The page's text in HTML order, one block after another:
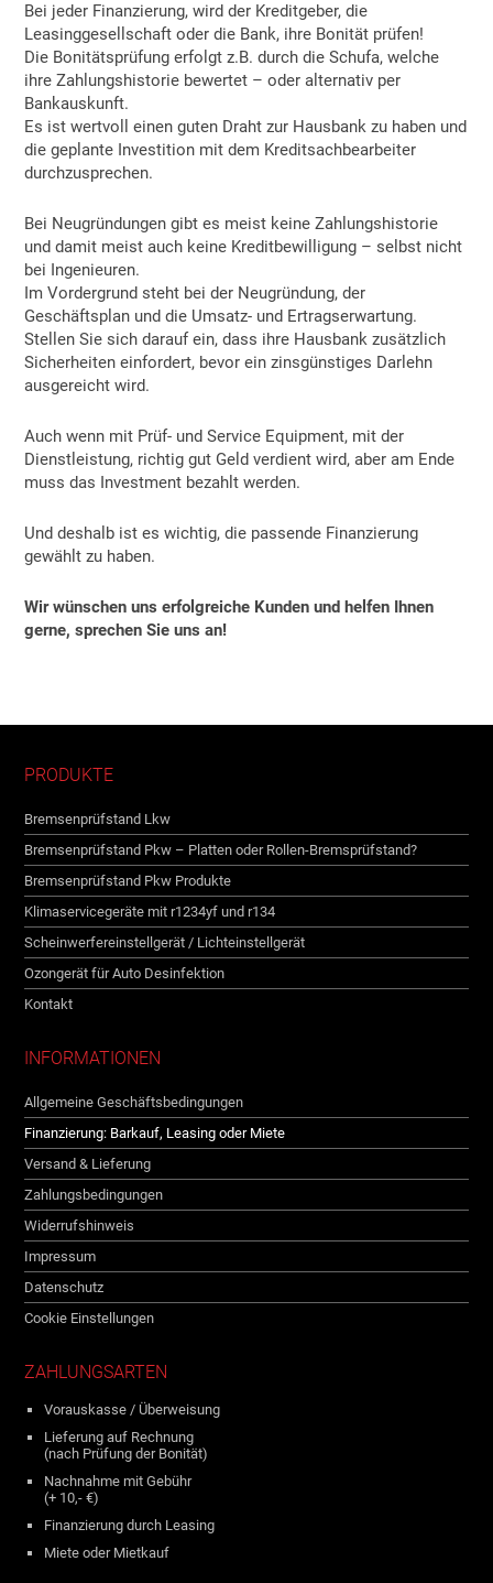
Bei jeder Finanzierung, wird der Kreditgeber, die
Leasinggesellschaft oder die Bank, ihre Bonität prüfen!
Die Bonitätsprüfung erfolgt z.B. durch die Schufa, welche
ihre Zahlungshistorie bewertet – oder alternativ per
Bankauskunft.
Es ist wertvoll einen guten Draht zur Hausbank zu haben und
die geplante Investition mit dem Kreditsachbearbeiter
durchzusprechen.
Bei Neugründungen gibt es meist keine Zahlungshistorie
und damit meist auch keine Kreditbewilligung – selbst nicht
bei Ingenieuren.
Im Vordergrund steht bei der Neugründung, der
Geschäftsplan und die Umsatz- und Ertragserwartung.
Stellen Sie sich darauf ein, dass ihre Hausbank zusätzlich
Sicherheiten einfordert, bevor ein zinsgünstiges Darlehn
ausgereicht wird.
Auch wenn mit Prüf- und Service Equipment, mit der
Dienstleistung, richtig gut Geld verdient wird, aber am Ende
muss das Investment bezahlt werden.
Und deshalb ist es wichtig, die passende Finanzierung
gewählt zu haben.
Wir wünschen uns erfolgreiche Kunden und helfen Ihnen
gerne, sprechen Sie uns an!
PRODUKTE
Bremsenprüfstand Lkw
Bremsenprüfstand Pkw – Platten oder Rollen-Bremsprüfstand?
Bremsenprüfstand Pkw Produkte
Klimaservicegeräte mit r1234yf und r134
Scheinwerfereinstellgerät / Lichteinstellgerät
Ozongerät für Auto Desinfektion
Kontakt
INFORMATIONEN
Allgemeine Geschäftsbedingungen
Finanzierung: Barkauf, Leasing oder Miete
Versand & Lieferung
Zahlungsbedingungen
Widerrufshinweis
Impressum
Datenschutz
Cookie Einstellungen
ZAHLUNGSARTEN
Vorauskasse / Überweisung
Lieferung auf Rechnung
(nach Prüfung der Bonität)
Nachnahme mit Gebühr
(+ 10,- €)
Finanzierung durch Leasing
Miete oder Mietkauf